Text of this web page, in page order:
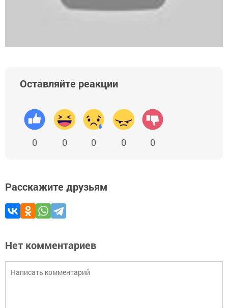
Оставляйте реакции
0 0 0 0 0
Расскажите друзьям
Нет комментариев